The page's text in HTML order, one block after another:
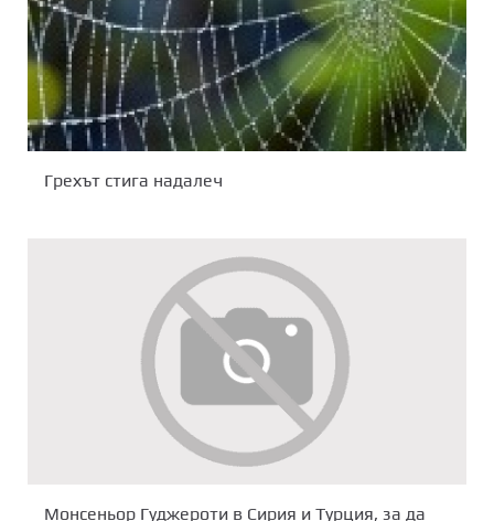
Грехът стига надалеч
Монсеньор Гуджероти в Сирия и Турция, за да